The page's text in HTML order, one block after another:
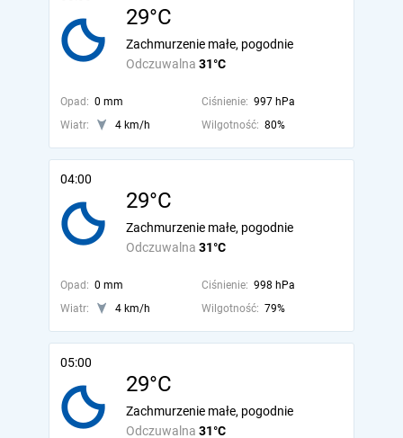
29°C
Odczuwalna 31°C
Zachmurzenie małe, pogodnie
Opad: 0 mm Ciśnienie: 997 hPa
Wiatr:
4 km/h Wilgotność: 80%
04:00
29°C
Odczuwalna 31°C
Zachmurzenie małe, pogodnie
Opad: 0 mm Ciśnienie: 998 hPa
Wiatr:
4 km/h Wilgotność: 79%
05:00
29°C
Odczuwalna 31°C
Zachmurzenie małe, pogodnie